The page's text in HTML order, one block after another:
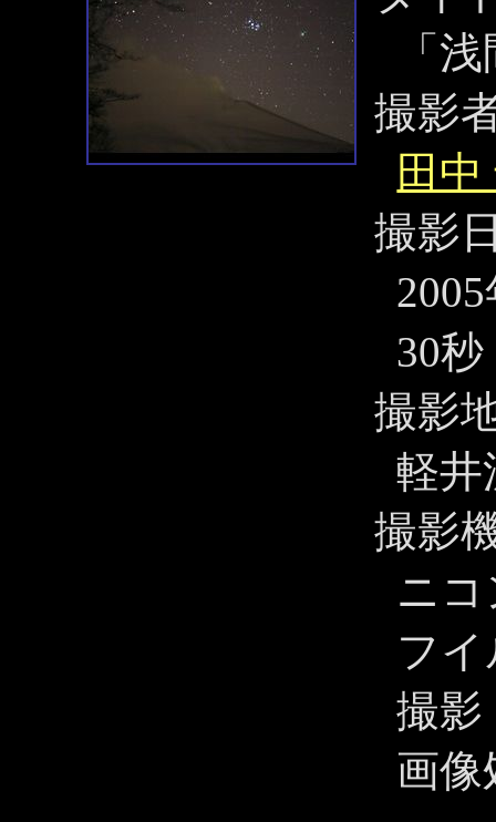
「
撮影
田
撮影
30秒
撮影
軽井
撮影
ニコ
フイ
撮影
画像